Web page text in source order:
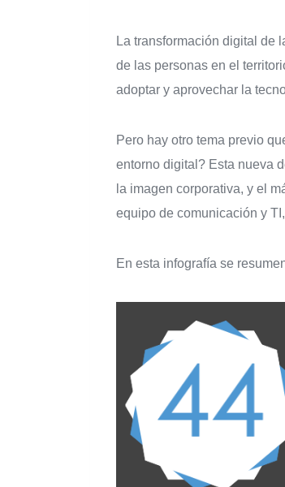
La transformación digital de
de las personas en el
adoptar y aprovechar la
Pero hay otro tema previo
entorno digital? Esta nueva
la imagen corporativa, y el
equipo de comunicación y
En esta infografía se